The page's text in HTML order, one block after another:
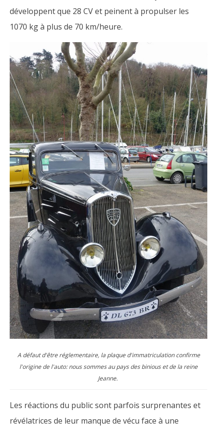
développent que 28 CV et peinent à propulser les
1070 kg à plus de 70 km/heure.
A défaut d'être réglementaire, la plaque d'immatriculation confirme
l'origine de l'auto: nous sommes au pays des binious et de la reine
Jeanne.
Les réactions du public sont parfois surprenantes et
révélatrices de leur manque de vécu face à une